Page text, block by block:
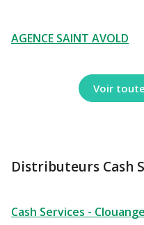
AGENCE SAINT AVOLD
Voir
Distributeurs Cash
Cash Services - Clouange